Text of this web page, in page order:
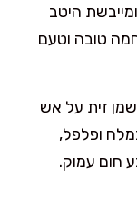
ומייבשת היטב
טובה וטעם
זית על אש
ופלפל,
צבע חום עמוק.